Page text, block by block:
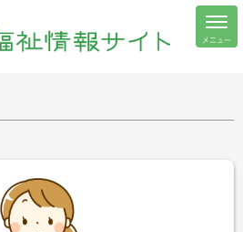
メニュー